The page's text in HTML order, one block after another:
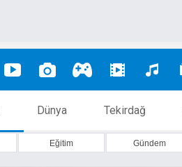
Dünya Tekirdağ
Eğitim Gündem